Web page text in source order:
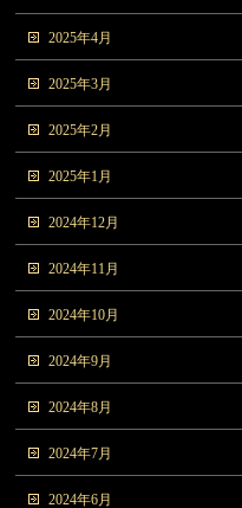
2025年4月
2025年3月
2025年2月
2025年1月
2024年12月
2024年11月
2024年10月
2024年9月
2024年8月
2024年7月
2024年6月